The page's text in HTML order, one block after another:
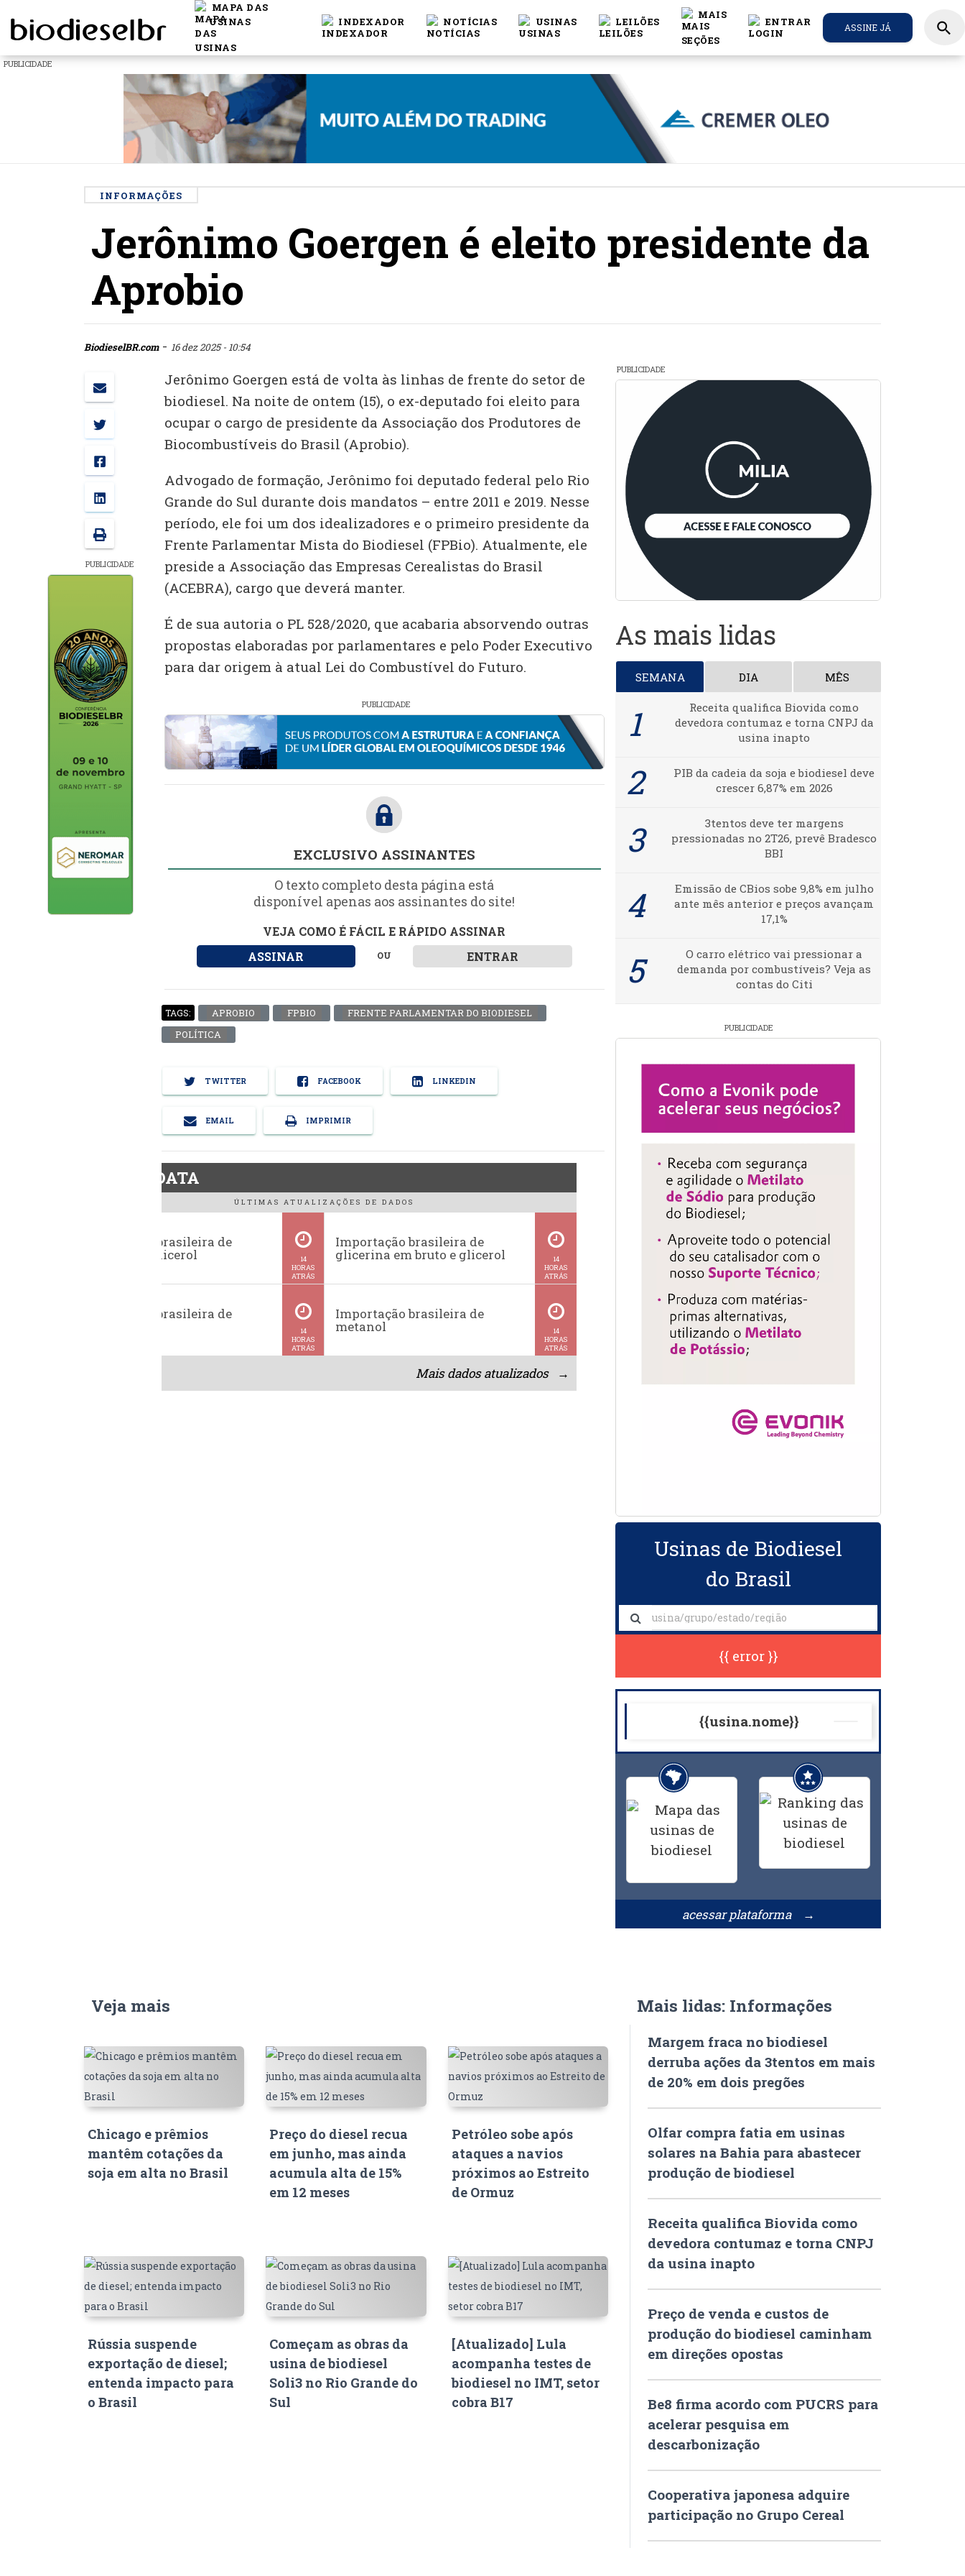
MAPA DAS
USINAS
INDEXADOR NOTÍCIAS USINAS LEILÕES
MAIS
ENTRAR ASSINE JÁ search
PUBLICIDADE
INFORMAÇÕES
Jerônimo Goergen é eleito presidente da
Aprobio
BiodieselBR.com- 16 dez 2025 - 10:54
PUBLICIDADE
Jerônimo Goergen está de volta às linhas de frente do setor de
biodiesel. Na noite de ontem (15), o ex-deputado foi eleito para
ocupar o cargo de presidente da Associação dos Produtores de
Biocombustíveis do Brasil (Aprobio).
Advogado de formação, Jerônimo foi deputado federal pelo Rio
Grande do Sul durante dois mandatos – entre 2011 e 2019. Nesse
período, ele foi um dos idealizadores e o primeiro presidente da
Frente Parlamentar Mista do Biodiesel (FPBio). Atualmente, ele
preside a Associação das Empresas Cerealistas do Brasil
(ACEBRA), cargo que deverá manter.
É de sua autoria o PL 528/2020, que acabaria absorvendo outras
propostas elaboradas por parlamentares e pelo Poder Executivo
para dar origem à atual Lei do Combustível do Futuro.
PUBLICIDADE
EXCLUSIVO ASSINANTES
O texto completo desta página está
disponível apenas aos assinantes do site!
VEJA COMO É FÁCIL E RÁPIDO ASSINAR
ASSINAR
OU ENTRAR
TAGS: APROBIO FPBIO
FRENTE PARLAMENTAR DO BIODIESEL
POLÍTICA
TWITTER FACEBOOK LINKEDIN
EMAIL IMPRIMIR
BiodieselDATA
ÚLTIMAS ATUALIZAÇÕES DE DADOS
Exportação brasileira de
glicerina e glicerol
14
HORAS
ATRÁS
Importação brasileira de
glicerina em bruto e glicerol
14
HORAS
ATRÁS
Exportação brasileira de
14
HORAS
ATRÁS
Importação brasileira de
metanol
14
HORAS
ATRÁS
Mais dados atualizados →
PUBLICIDADE
As mais lidas
SEMANA DIA MÊS
Receita qualifica Biovida como
devedora contumaz e torna CNPJ da
usina inapto
PIB da cadeia da soja e biodiesel deve
crescer 6,87% em 2026
3tentos deve ter margens
pressionadas no 2T26, prevê Bradesco
BBI
Emissão de CBios sobe 9,8% em julho
ante mês anterior e preços avançam
17,1%
O carro elétrico vai pressionar a
demanda por combustíveis? Veja as
contas do Citi
PUBLICIDADE
Usinas de Biodiesel
do Brasil
{{ error }}
{{usina.nome}}
acessar plataforma →
Veja mais
Chicago e prêmios
mantêm cotações da
soja em alta no Brasil
Preço do diesel recua
em junho, mas ainda
acumula alta de 15%
em 12 meses
Petróleo sobe após
ataques a navios
próximos ao Estreito
de Ormuz
Rússia suspende
exportação de diesel;
entenda impacto para
o Brasil
Começam as obras da
usina de biodiesel
Soli3 no Rio Grande do
Sul
[Atualizado] Lula
acompanha testes de
biodiesel no IMT, setor
cobra B17
Mais lidas: Informações
Margem fraca no biodiesel
derruba ações da 3tentos em mais
de 20% em dois pregões
Olfar compra fatia em usinas
solares na Bahia para abastecer
produção de biodiesel
Receita qualifica Biovida como
devedora contumaz e torna CNPJ
da usina inapto
Preço de venda e custos de
produção do biodiesel caminham
em direções opostas
Be8 firma acordo com PUCRS para
acelerar pesquisa em
descarbonização
Cooperativa japonesa adquire
participação no Grupo Cereal